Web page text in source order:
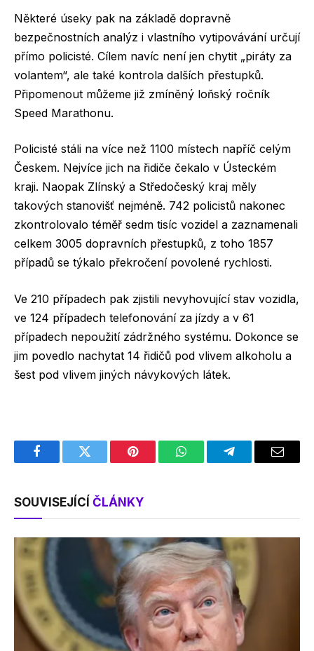
Některé úseky pak na základě dopravně
bezpečnostních analýz i vlastního vytipovávání určují
přímo policisté. Cílem navíc není jen chytit „piráty za
volantem“, ale také kontrola dalších přestupků.
Připomenout můžeme již zmíněný loňský ročník
Speed Marathonu.
Policisté stáli na více než 1100 místech napříč celým
Českem. Nejvíce jich na řidiče čekalo v Ústeckém
kraji. Naopak Zlínský a Středočeský kraj měly
takových stanovišť nejméně. 742 policistů nakonec
zkontrolovalo téměř sedm tisíc vozidel a zaznamenali
celkem 3005 dopravních přestupků, z toho 1857
případů se týkalo překročení povolené rychlosti.
Ve 210 případech pak zjistili nevyhovující stav vozidla,
ve 124 případech telefonování za jízdy a v 61
případech nepoužití zádržného systému. Dokonce se
jim povedlo nachytat 14 řidičů pod vlivem alkoholu a
šest pod vlivem jiných návykových látek.
FacebookTwitter Pinterest WhatsAppTelegramEmail
SOUVISEJÍCÍ ČLÁNKY